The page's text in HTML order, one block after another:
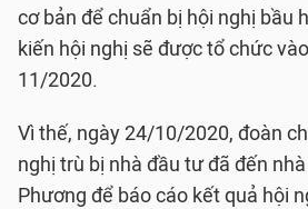
cơ bản để chuẩn bị hội nghị bầu
kiến hội nghị sẽ được tổ chức
11/2020.
Vì thế, ngày 24/10/2020, đoàn
nghị trù bị nhà đầu tư đã đến
Phương để báo cáo kết quả hội